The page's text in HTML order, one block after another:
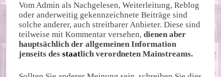
Vom Admin als Nachgelesen, Weiterleitung, Reblog
oder anderweitig gekennzeichnete Beiträge sind
solche anderer, auch streitbarer Anbieter. Diese sind
teilweise mit Kommentar versehen,dienen aber
hauptsächlich der allgemeinen Information
jenseits desstaatlich verordneten Mainstreams.